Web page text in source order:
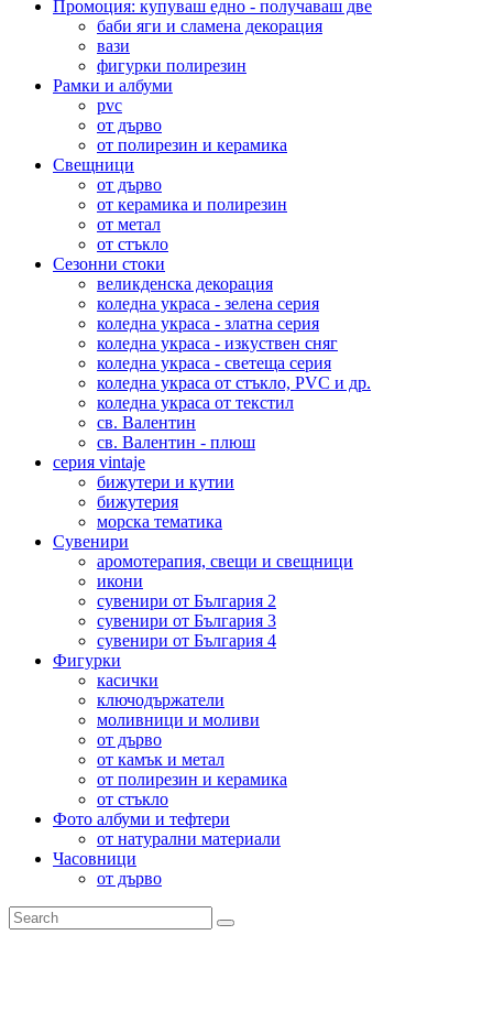
Промоция: купуваш едно - получаваш две
баби яги и сламена декорация
вази
фигурки полирезин
Рамки и албуми
pvc
от дърво
от полирезин и керамика
Свещници
от дърво
от керамика и полирезин
от метал
от стъкло
Сезонни стоки
великденска декорация
коледна украса - зелена серия
коледна украса - златна серия
коледна украса - изкуствен сняг
коледна украса - светеща серия
коледна украса от стъкло, PVC и др.
коледна украса от текстил
св. Валентин
св. Валентин - плюш
серия vintaje
бижутери и кутии
бижутерия
морска тематика
Сувенири
аромотерапия, свещи и свещници
икони
сувенири от България 2
сувенири от България 3
сувенири от България 4
Фигурки
касички
ключодържатели
моливници и моливи
от дърво
от камък и метал
от полирезин и керамика
от стъкло
Фото албуми и тефтери
от натурални материали
Часовници
от дърво